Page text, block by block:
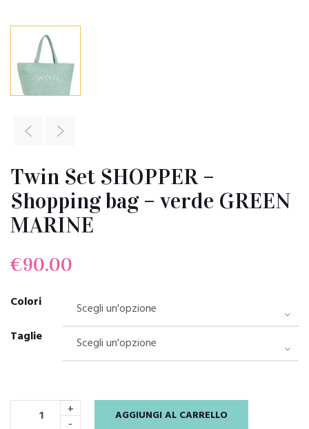
Twin Set SHOPPER –
Shopping bag – verde GREEN
MARINE
€90.00
Colori
Taglie
+
-
AGGIUNGI AL CARRELLO